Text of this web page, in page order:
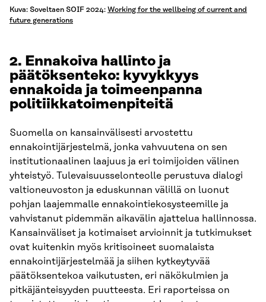
Kuva: Soveltaen SOIF 2024: Working for the wellbeing of current and
future generations
2. Ennakoiva hallinto ja
päätöksenteko: kyvykkyys
ennakoida ja toimeenpanna
politiikkatoimenpiteitä
Suomella on kansainvälisesti arvostettu
ennakointijärjestelmä, jonka vahvuutena on sen
institutionaalinen laajuus ja eri toimijoiden välinen
yhteistyö. Tulevaisuusselonteolle perustuva dialogi
valtioneuvoston ja eduskunnan välillä on luonut
pohjan laajemmalle ennakointiekosysteemille ja
vahvistanut pidemmän aikavälin ajattelua hallinnossa.
Kansainväliset ja kotimaiset arvioinnit ja tutkimukset
ovat kuitenkin myös kritisoineet suomalaista
ennakointijärjestelmää ja siihen kytkeytyvää
päätöksentekoa vaikutusten, eri näkökulmien ja
pitkäjänteisyyden puutteesta. Eri raporteissa on